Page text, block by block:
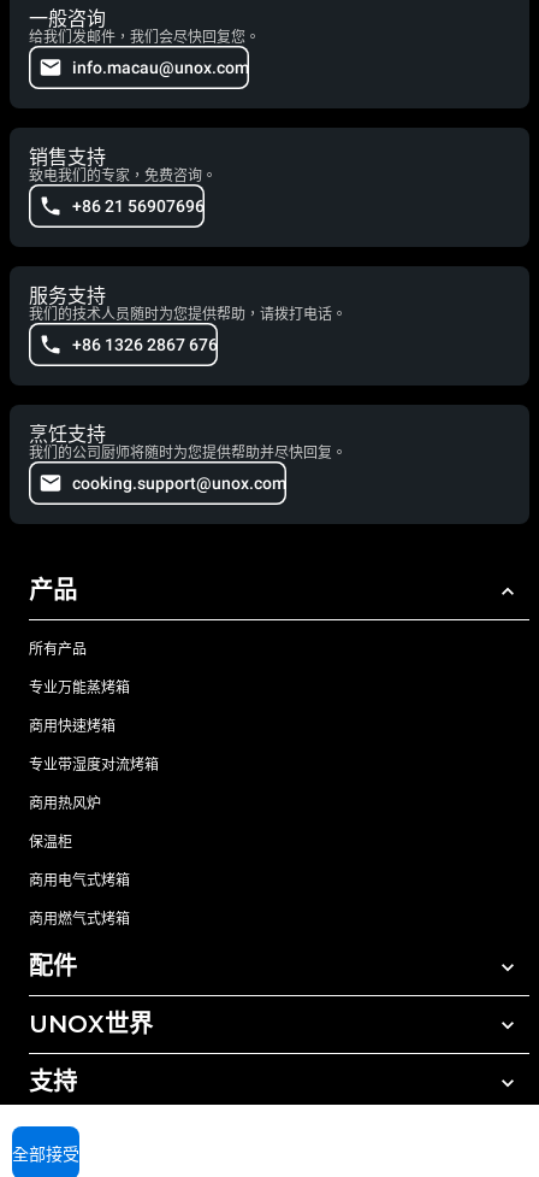
一般咨询
给我们发邮件，我们会尽快回复您。
info.macau@unox.com
销售支持
致电我们的专家，免费咨询。
+86 21 56907696
服务支持
我们的技术人员随时为您提供帮助，请拨打电话。
+86 1326 2867 676
烹饪支持
我们的公司厨师将随时为您提供帮助并尽快回复。
cooking.support@unox.com
产品
所有产品
专业万能蒸烤箱
商用快速烤箱
专业带湿度对流烤箱
商用热风炉
保温柜
商用电气式烤箱
商用燃气式烤箱
配件
所有配件
手动清洗清洁剂
树脂过滤水处理
UNOX世界
我们在全球的办事处
支持
UNOX质保
全部接受